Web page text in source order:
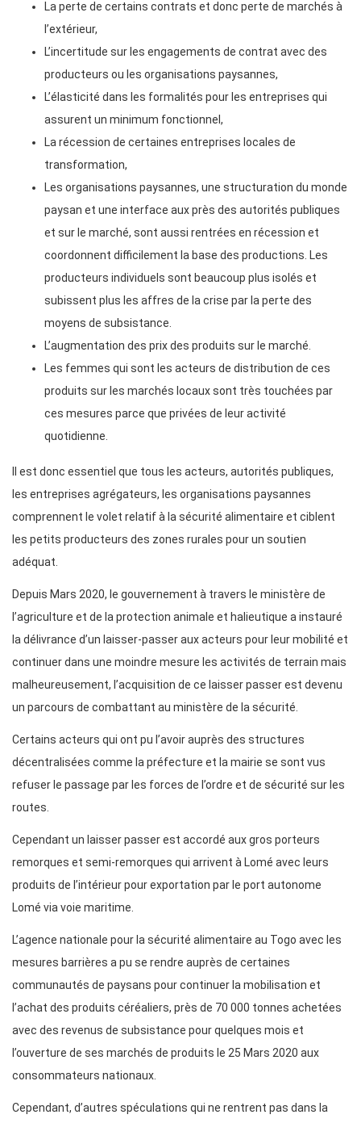
La perte de certains contrats et donc perte de marchés à
l’extérieur,
L’incertitude sur les engagements de contrat avec des
producteurs ou les organisations paysannes,
L’élasticité dans les formalités pour les entreprises qui
assurent un minimum fonctionnel,
La récession de certaines entreprises locales de
transformation,
Les organisations paysannes, une structuration du monde
paysan et une interface aux près des autorités publiques
et sur le marché, sont aussi rentrées en récession et
coordonnent difficilement la base des productions. Les
producteurs individuels sont beaucoup plus isolés et
subissent plus les affres de la crise par la perte des
moyens de subsistance.
L’augmentation des prix des produits sur le marché.
Les femmes qui sont les acteurs de distribution de ces
produits sur les marchés locaux sont très touchées par
ces mesures parce que privées de leur activité
quotidienne.
Il est donc essentiel que tous les acteurs, autorités publiques,
les entreprises agrégateurs, les organisations paysannes
comprennent le volet relatif à la sécurité alimentaire et ciblent
les petits producteurs des zones rurales pour un soutien
adéquat.
Depuis Mars 2020, le gouvernement à travers le ministère de
l’agriculture et de la protection animale et halieutique a instauré
la délivrance d’un laisser-passer aux acteurs pour leur mobilité et
continuer dans une moindre mesure les activités de terrain mais
malheureusement, l’acquisition de ce laisser passer est devenu
un parcours de combattant au ministère de la sécurité.
Certains acteurs qui ont pu l’avoir auprès des structures
décentralisées comme la préfecture et la mairie se sont vus
refuser le passage par les forces de l’ordre et de sécurité sur les
routes.
Cependant un laisser passer est accordé aux gros porteurs
remorques et semi-remorques qui arrivent à Lomé avec leurs
produits de l’intérieur pour exportation par le port autonome
Lomé via voie maritime.
L’agence nationale pour la sécurité alimentaire au Togo avec les
mesures barrières a pu se rendre auprès de certaines
communautés de paysans pour continuer la mobilisation et
l’achat des produits céréaliers, près de 70 000 tonnes achetées
avec des revenus de subsistance pour quelques mois et
l’ouverture de ses marchés de produits le 25 Mars 2020 aux
consommateurs nationaux.
Cependant, d’autres spéculations qui ne rentrent pas dans la